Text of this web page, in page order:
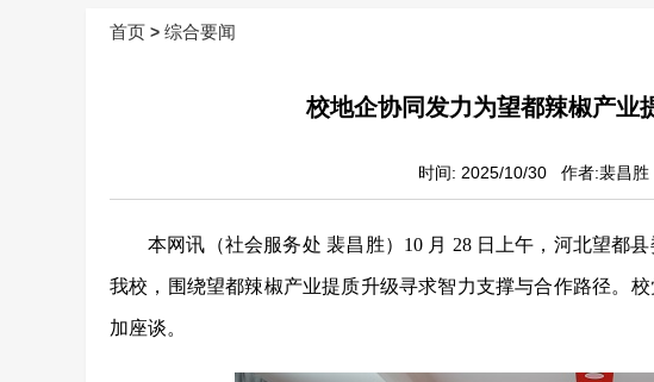
首页 > 综合要闻
校地企协同发力为望都辣椒产业
时间: 2025/10/30 作者:裴昌胜
本网讯（社会服务处 裴昌胜） 10 月 28 日上午，河北望都
我校，围绕望都辣椒产业提质升级寻求智力支撑与合作路径。
加座谈。